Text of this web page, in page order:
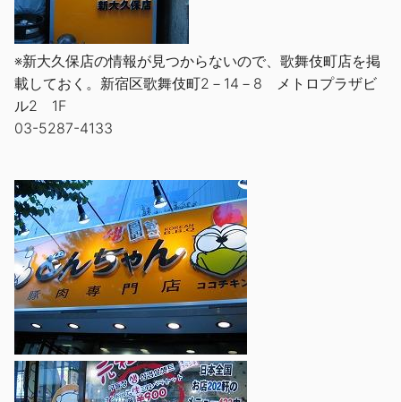
※新大久保店の情報が見つからないので、歌舞伎町店を掲
載しておく。新宿区歌舞伎町2－14－8 メトロプラザビ
ル2 1F
03-5287-4133